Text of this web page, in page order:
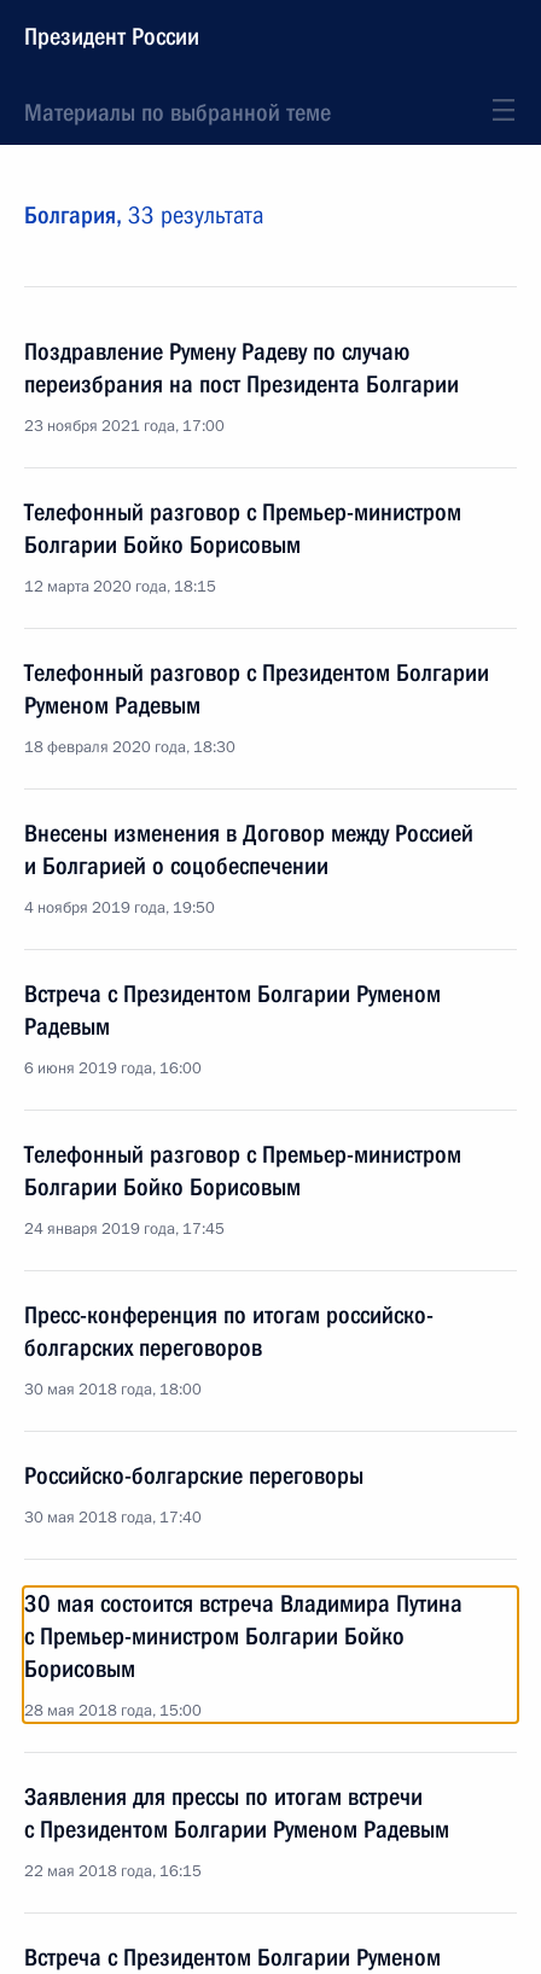
Президент России
Материалы по выбранной теме
Болгария, 33 результата
Поздравление Румену Радеву по случаю
переизбрания на пост Президента Болгарии
23 ноября 2021 года, 17:00
Телефонный разговор с Премьер-министром
Болгарии Бойко Борисовым
12 марта 2020 года, 18:15
Телефонный разговор с Президентом Болгарии
Руменом Радевым
18 февраля 2020 года, 18:30
Внесены изменения в Договор между Россией
и Болгарией о соцобеспечении
4 ноября 2019 года, 19:50
Встреча с Президентом Болгарии Руменом
Радевым
6 июня 2019 года, 16:00
Телефонный разговор с Премьер-министром
Болгарии Бойко Борисовым
24 января 2019 года, 17:45
Пресс-конференция по итогам российско-
болгарских переговоров
30 мая 2018 года, 18:00
Российско-болгарские переговоры
30 мая 2018 года, 17:40
30 мая состоится встреча Владимира Путина
с Премьер-министром Болгарии Бойко
Борисовым
28 мая 2018 года, 15:00
Заявления для прессы по итогам встречи
с Президентом Болгарии Руменом Радевым
22 мая 2018 года, 16:15
Встреча с Президентом Болгарии Руменом